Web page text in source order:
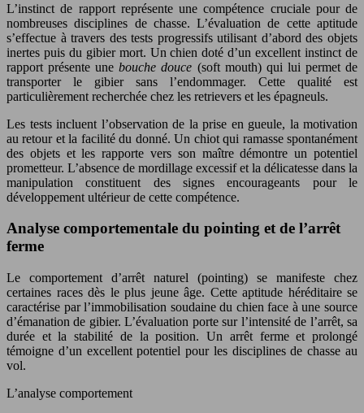
L’instinct de rapport représente une compétence cruciale pour de
nombreuses disciplines de chasse. L’évaluation de cette aptitude
s’effectue à travers des tests progressifs utilisant d’abord des objets
inertes puis du gibier mort. Un chien doté d’un excellent instinct de
rapport présente unebouche douce (soft mouth) qui lui permet de
transporter le gibier sans l’endommager. Cette qualité est
particulièrement recherchée chez les retrievers et les épagneuls.
Les tests incluent l’observation de la prise en gueule, la motivation
au retour et la facilité du donné. Un chiot qui ramasse spontanément
des objets et les rapporte vers son maître démontre un potentiel
prometteur. L’absence de mordillage excessif et la délicatesse dans la
manipulation constituent des signes encourageants pour le
développement ultérieur de cette compétence.
Analyse comportementale du pointing et de l’arrêt
ferme
Le comportement d’arrêt naturel (pointing) se manifeste chez
certaines races dès le plus jeune âge. Cette aptitude héréditaire se
caractérise par l’immobilisation soudaine du chien face à une source
d’émanation de gibier. L’évaluation porte sur l’intensité de l’arrêt, sa
durée et la stabilité de la position. Un arrêt ferme et prolongé
témoigne d’un excellent potentiel pour les disciplines de chasse au
vol.
L’analyse comportement